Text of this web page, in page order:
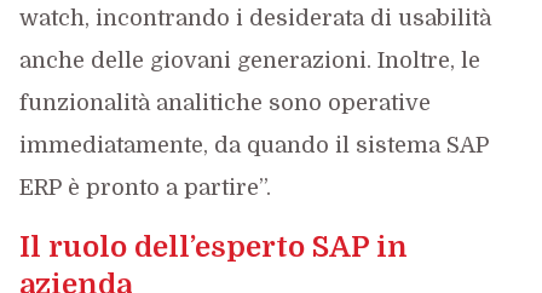
watch, incontrando i desiderata di usabilità
anche delle giovani generazioni. Inoltre, le
funzionalità analitiche sono operative
immediatamente, da quando il sistema SAP
ERP è pronto a partire”.
Il ruolo dell’esperto SAP in
azienda